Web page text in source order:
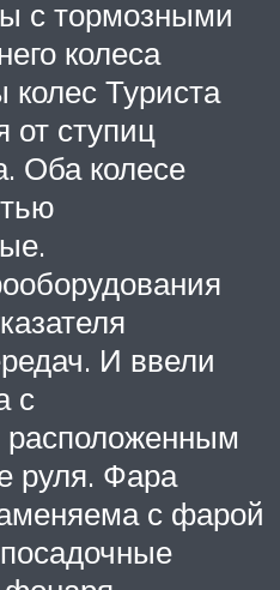
с тормозными
колеса
Туриста
от ступиц
Оба колесе
И ввели
с
расположенным
руля. Фара
с фарой